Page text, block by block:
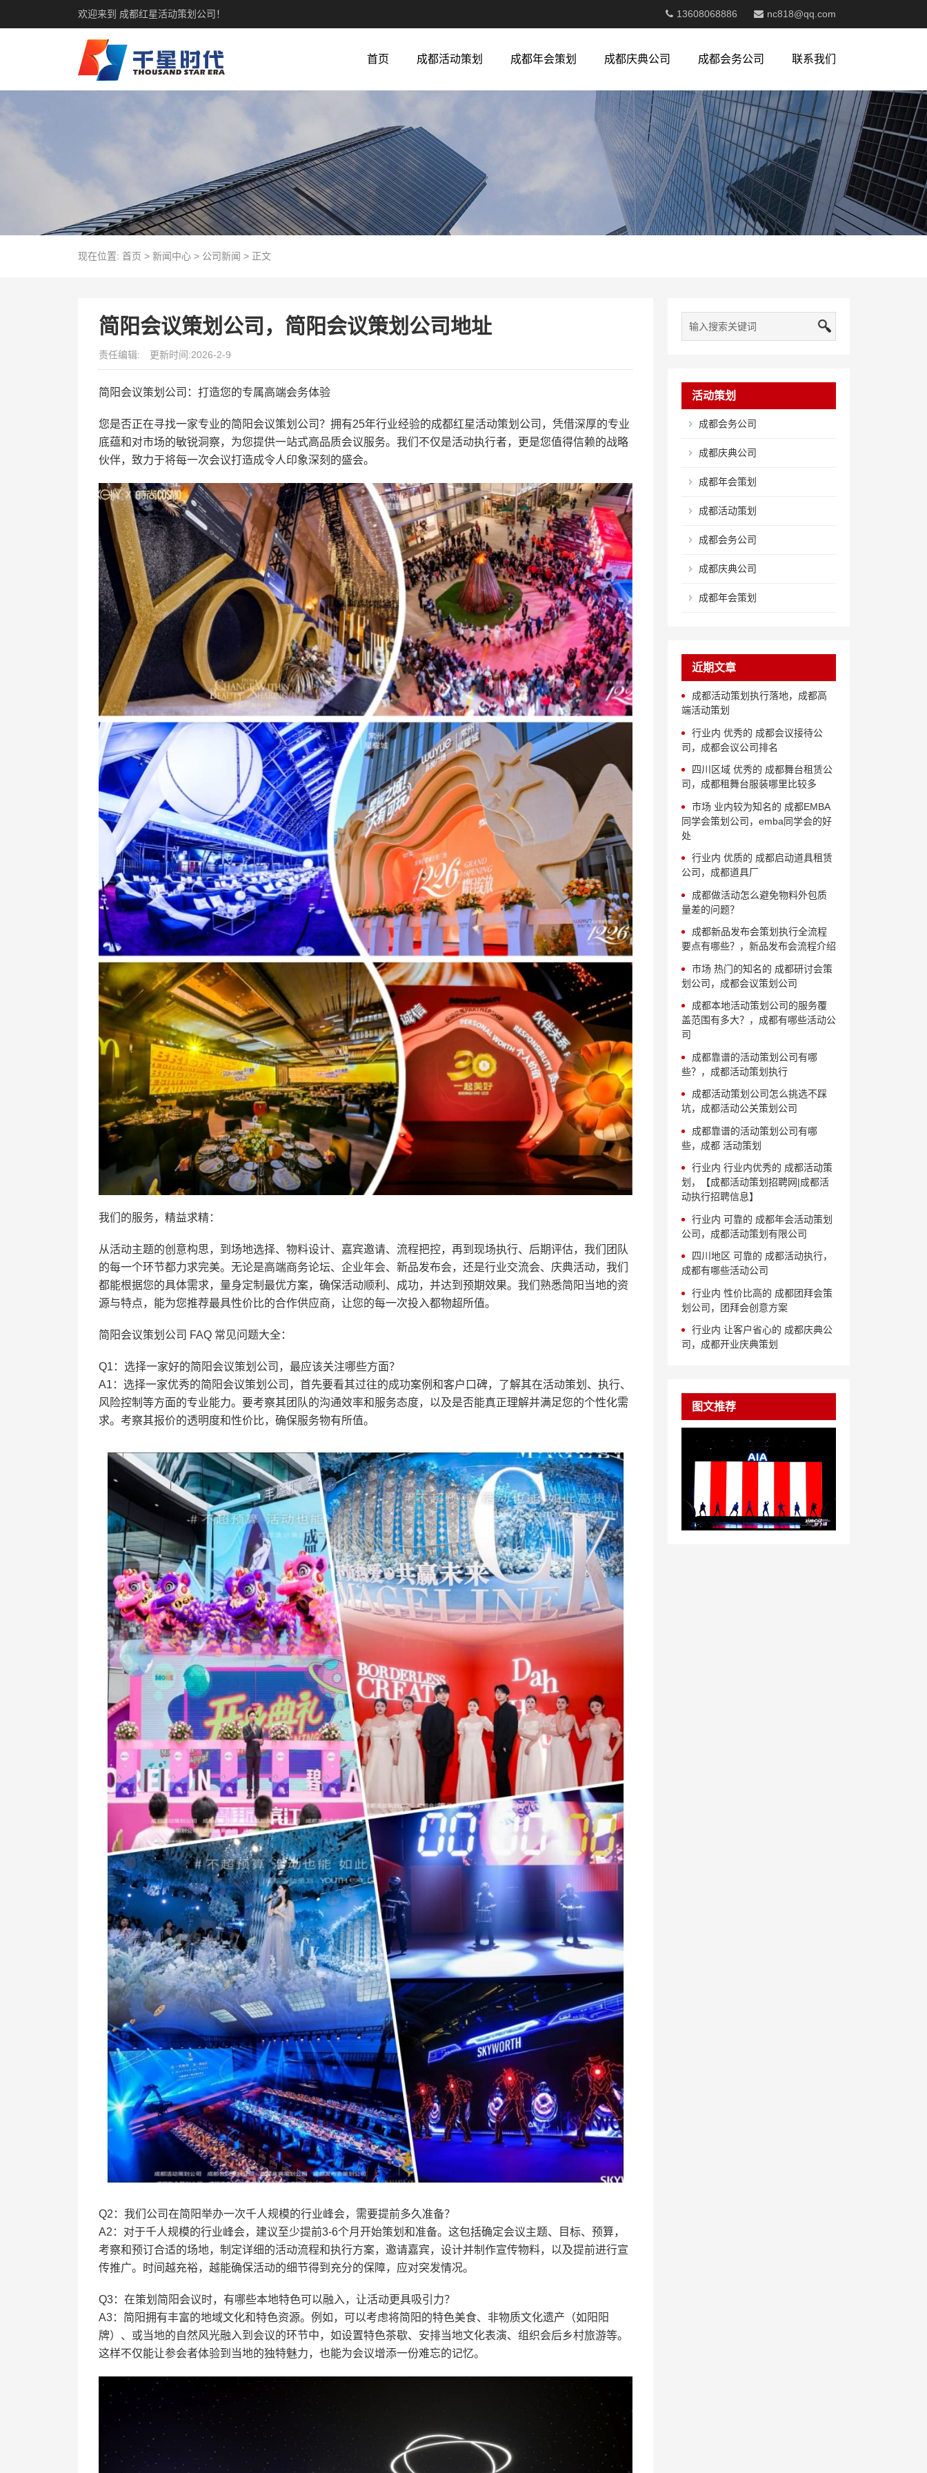
欢迎来到 成都红星活动策划公司！ 13608068886 nc818@qq.com
首页 成都活动策划 成都年会策划 成都庆典公司 成都会务公司 联系我们
现在位置: 首页 > 新闻中心> 公司新闻 > 正文
简阳会议策划公司，简阳会议策划公司地址
责任编辑: 更新时间:2026-2-9
简阳会议策划公司：打造您的专属高端会务体验
您是否正在寻找一家专业的简阳会议策划公司？拥有25年行业经验的成都红星活动策划公司，凭借深厚的专业
底蕴和对市场的敏锐洞察，为您提供一站式高品质会议服务。我们不仅是活动执行者，更是您值得信赖的战略
伙伴，致力于将每一次会议打造成令人印象深刻的盛会。
我们的服务，精益求精：
从活动主题的创意构思，到场地选择、物料设计、嘉宾邀请、流程把控，再到现场执行、后期评估，我们团队
的每一个环节都力求完美。无论是高端商务论坛、企业年会、新品发布会，还是行业交流会、庆典活动，我们
都能根据您的具体需求，量身定制最优方案，确保活动顺利、成功，并达到预期效果。我们熟悉简阳当地的资
源与特点，能为您推荐最具性价比的合作供应商，让您的每一次投入都物超所值。
简阳会议策划公司 FAQ 常见问题大全：
Q1：选择一家好的简阳会议策划公司，最应该关注哪些方面？
A1：选择一家优秀的简阳会议策划公司，首先要看其过往的成功案例和客户口碑，了解其在活动策划、执行、
风险控制等方面的专业能力。要考察其团队的沟通效率和服务态度，以及是否能真正理解并满足您的个性化需
求。考察其报价的透明度和性价比，确保服务物有所值。
Q2：我们公司在简阳举办一次千人规模的行业峰会，需要提前多久准备？
A2：对于千人规模的行业峰会，建议至少提前3-6个月开始策划和准备。这包括确定会议主题、目标、预算，
考察和预订合适的场地，制定详细的活动流程和执行方案，邀请嘉宾，设计并制作宣传物料，以及提前进行宣
传推广。时间越充裕，越能确保活动的细节得到充分的保障，应对突发情况。
Q3：在策划简阳会议时，有哪些本地特色可以融入，让活动更具吸引力？
A3：简阳拥有丰富的地域文化和特色资源。例如，可以考虑将简阳的特色美食、非物质文化遗产（如阳阳
牌）、或当地的自然风光融入到会议的环节中，如设置特色茶歇、安排当地文化表演、组织会后乡村旅游等。
这样不仅能让参会者体验到当地的独特魅力，也能为会议增添一份难忘的记忆。
活动策划
成都会务公司
成都庆典公司
成都年会策划
成都活动策划
成都会务公司
成都庆典公司
成都年会策划
近期文章
成都活动策划执行落地，成都高
端活动策划
行业内 优秀的 成都会议接待公
司，成都会议公司排名
四川区域 优秀的 成都舞台租赁公
司，成都租舞台服装哪里比较多
市场 业内较为知名的 成都EMBA
同学会策划公司，emba同学会的好
处
行业内 优质的 成都启动道具租赁
公司，成都道具厂
成都做活动怎么避免物料外包质
量差的问题？
成都新品发布会策划执行全流程
要点有哪些？，新品发布会流程介绍
市场 热门的知名的 成都研讨会策
划公司，成都会议策划公司
成都本地活动策划公司的服务覆
盖范围有多大？，成都有哪些活动公
司
成都靠谱的活动策划公司有哪
些？，成都活动策划执行
成都活动策划公司怎么挑选不踩
坑，成都活动公关策划公司
成都靠谱的活动策划公司有哪
些，成都 活动策划
行业内 行业内优秀的 成都活动策
划，【成都活动策划招聘网|成都活
动执行招聘信息】
行业内 可靠的 成都年会活动策划
公司，成都活动策划有限公司
四川地区 可靠的 成都活动执行，
成都有哪些活动公司
行业内 性价比高的 成都团拜会策
划公司，团拜会创意方案
行业内 让客户省心的 成都庆典公
司，成都开业庆典策划
图文推荐